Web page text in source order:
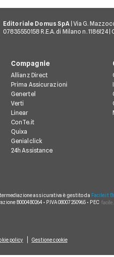
Editoriale Domus SpA | Via G.
07835550158 R.E.A. di Milano n.
Compagnie
Allianz Direct
Prima Assicurazioni
Genertel
Verti
Linear
ConTe.it
Quixa
Genialclick
24h Assistance
assicurativa è gestito da Facile.it
B000480264 • P.IVA 08007250965 • PEC
policy Gestione cookie